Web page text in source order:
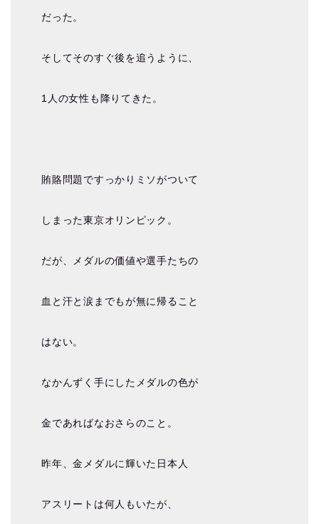
だった。
そしてそのすぐ後を追うように、
1人の女性も降りてきた。
賄賂問題ですっかりミソがついて
しまった東京オリンピック。
だが、メダルの価値や選手たちの
血と汗と涙までもが無に帰ること
はない。
なかんずく手にしたメダルの色が
金であればなおさらのこと。
昨年、金メダルに輝いた日本人
アスリートは何人もいたが、